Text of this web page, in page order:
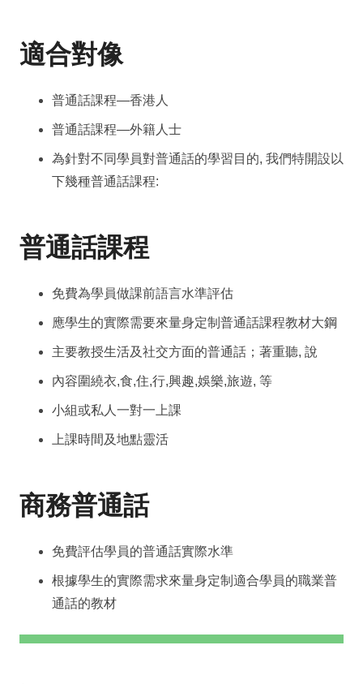
適合對像
普通話課程—香港人
普通話課程—外籍人士
為針對不同學員對普通話的學習目的, 我們特開設以
下幾種普通話課程:
普通話課程
免費為學員做課前語言水準評估
應學生的實際需要來量身定制普通話課程教材大鋼
主要教授生活及社交方面的普通話；著重聽, 說
內容圍繞衣,食,住,行,興趣,娛樂,旅遊, 等
小組或私人一對一上課
上課時間及地點靈活
商務普通話
免費評估學員的普通話實際水準
根據學生的實際需求來量身定制適合學員的職業普
通話的教材